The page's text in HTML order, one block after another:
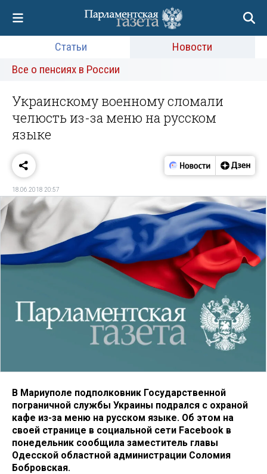
Статьи
Новости
Все о пенсиях в России
Украинскому военному сломали
челюсть из-за меню на русском
языке‍
18.06.2018 20:57
В Мариуполе подполковник Государственной
пограничной службы Украины подрался с охраной
кафе из-за меню на русском языке. Об этом на
своей странице в социальной сети Facebook в
понедельник сообщила заместитель главы
Одесской областной администрации Соломия
Бобровская.